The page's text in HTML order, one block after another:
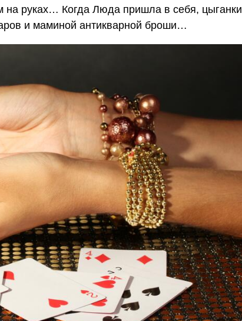
на руках… Когда Люда пришла в себя, цыганки
и маминой антикварной броши…